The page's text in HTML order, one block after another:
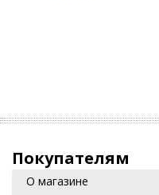
Покупателям
О магазине